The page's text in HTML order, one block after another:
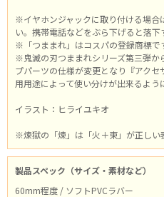
※イヤホンジャックに取り付ける場合
い。携帯電話などをぶら下げると落下
※「つままれ」はコスパの登録商標で
※鬼滅の刃つままれシリーズ第三弾か
プパーツの仕様が変更となり『アク
用用途によって使い分けが出来るよう
イラスト：ヒライユキオ
※煉獄の「煉」は「火＋東」が正しい
製品スペック（サイズ・素材など）
60mm程度 / ソフトPVCラバー